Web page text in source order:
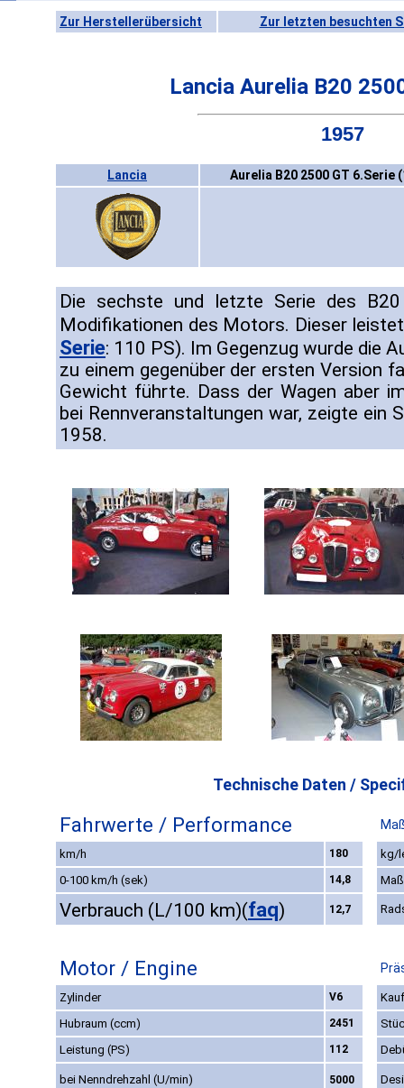
Zur Herstellerübersicht Zur letzten besuchten
Lancia Aurelia B20
1957
Lancia Aurelia B20 2500 GT 6.Serie
Die sechste und letzte Serie des
Modifikationen des Motors. Dieser
Serie: 110 PS). Im Gegenzug wurde die
zu einem gegenüber der ersten Version
Gewicht führte. Dass der Wagen aber
bei Rennveranstaltungen war, zeigte ein
1958.
Technische Daten /
Fahrwerte / Performance
km/h 180
kg/
0-100 km/h (sek)
14,8
Verbrauch (L/100 km)(faq) 12,7
Motor / Engine
Zylinder V6
Hubraum (ccm)
2451
Leistung (PS)
112
bei Nenndrehzahl (U/min) 5000